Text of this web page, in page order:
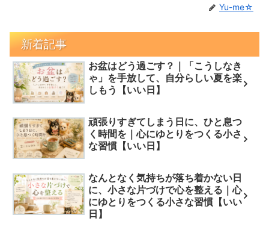
Yu-me☆
新着記事
お盆はどう過ごす？｜「こうしなき
ゃ」を手放して、自分らしい夏を楽
しもう【いい日】
頑張りすぎてしまう日に、ひと息つ
く時間を｜心にゆとりをつくる小さ
な習慣【いい日】
なんとなく気持ちが落ち着かない日
に、小さな片づけで心を整える｜心
にゆとりをつくる小さな習慣【いい
日】